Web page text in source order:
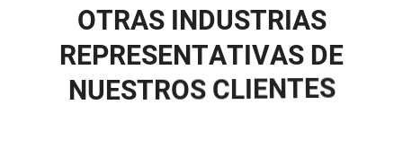
OTRAS INDUSTRIAS
REPRESENTATIVAS DE
NUESTROS CLIENTES